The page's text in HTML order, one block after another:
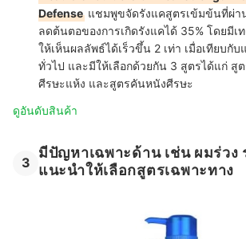
Defense แชมพูขจัดรังแคสูตรเข้มข้นที่ผ่า
ลดต้นตอของการเกิดรังแคได้ 35% โดยมีเ
ให้เห็นผลลัพธ์ได้เร็วขึ้น 2 เท่า เมื่อเทียบกั
ทั่วไป และมีให้เลือกด้วยกัน 3 สูตรได้แก่ สู
ศีรษะแห้ง และสูตรคันหนังศีรษะ
ดูอันดับสินค้า
3
มีปัญหาเฉพาะด้าน เช่น ผมร่วง
แนะนำให้เลือกสูตรเฉพาะทาง